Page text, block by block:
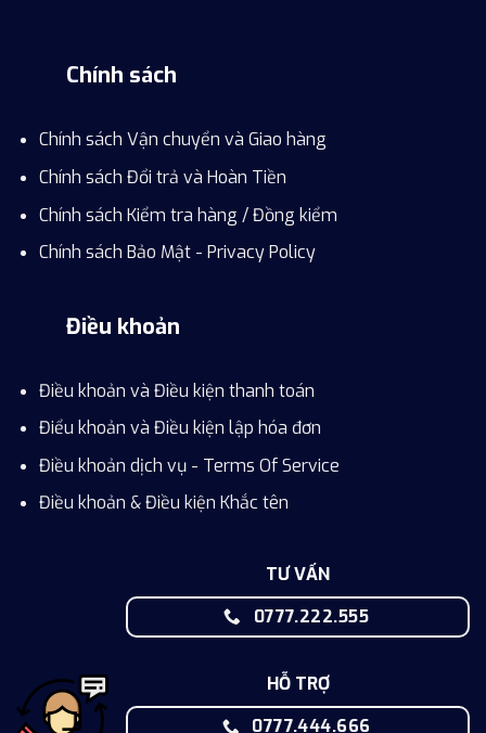
Chính sách
Chính sách Vận chuyển và Giao hàng
Chính sách Đổi trả và Hoàn Tiền
Chính sách Kiểm tra hàng / Đồng kiểm
Chính sách Bảo Mật - Privacy Policy
Điều khoản
Điều khoản và Điều kiện thanh toán
Điểu khoản và Điều kiện lập hóa đơn
Điều khoản dịch vụ - Terms Of Service
Điều khoản & Điều kiện Khắc tên
TƯ VẤN
0777.222.555
HỖ TRỢ
0777.444.666